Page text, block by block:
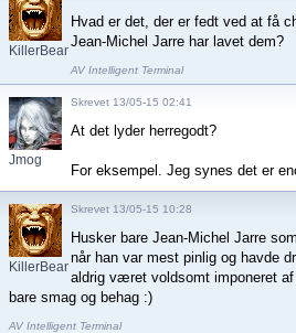
KillerBean2
Hvad er det, der er fedt ved at få
Jean-Michel Jarre har lavet dem?
AV Intelligent Terminal
Jmog
Skrevet 13/05-15 02:41
At det lyder herregodt?
For eksempel. Jeg synes det er
KillerBean2
Skrevet 13/05-15 10:28
Husker bare Jean-Michel Jarre
når han var mest pinlig og havde
aldrig været voldsomt imponeret
bare smag og behag :)
AV Intelligent Terminal